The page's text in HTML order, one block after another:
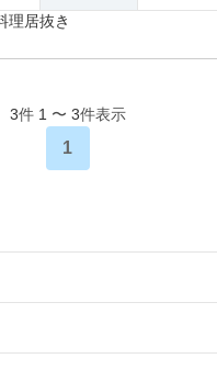
理居抜き
3件 1 〜 3件表示
1